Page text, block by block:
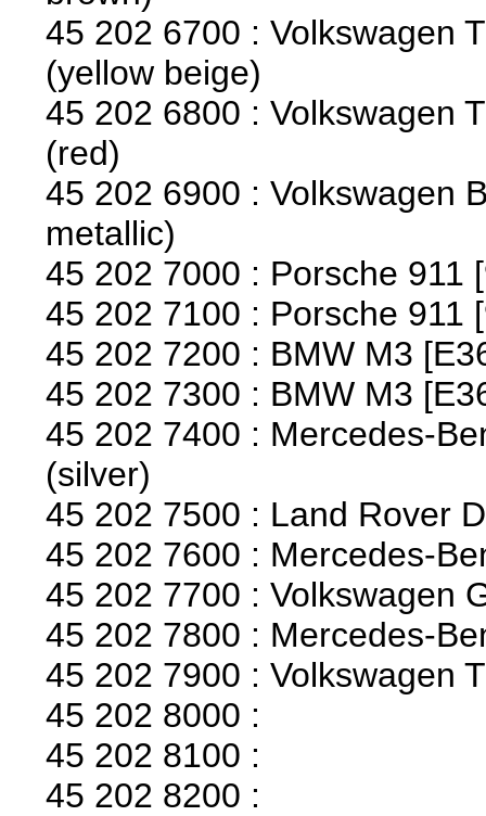
45 202 6700 : Volkswagen
(yellow beige)
45 202 6800 : Volkswagen
(red)
45 202 6900 : Volkswagen
metallic)
45 202 7000 : Porsche 911
45 202 7100 : Porsche 911
45 202 7200 : BMW M3
45 202 7300 : BMW M3
45 202 7400 : Mercedes-
(silver)
45 202 7500 : Land Rover
45 202 7600 : Mercedes-
45 202 7700 : Volkswagen
45 202 7800 : Mercedes-
45 202 7900 : Volkswagen
45 202 8000 :
45 202 8100 :
45 202 8200 :